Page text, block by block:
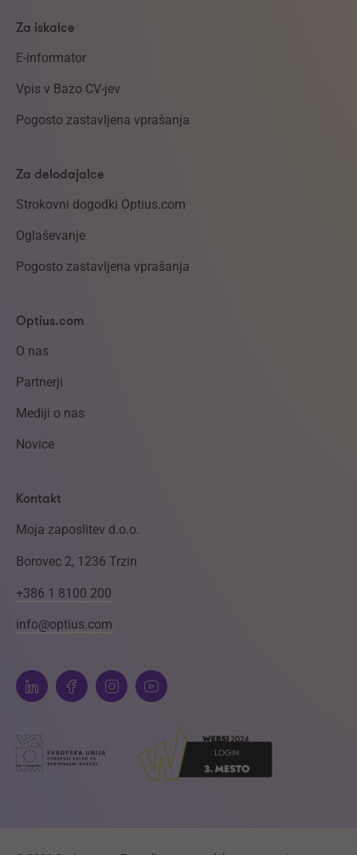
Za iskalce
E-informator
Vpis v Bazo CV-jev
Pogosto zastavljena vprašanja
Za delodajalce
Strokovni dogodki Optius.com
Oglaševanje
Pogosto zastavljena vprašanja
Optius.com
O nas
Partnerji
Mediji o nas
Novice
Kontakt
Moja zaposlitev d.o.o.
Borovec 2, 1236 Trzin
+386 1 8100 200
info@optius.com